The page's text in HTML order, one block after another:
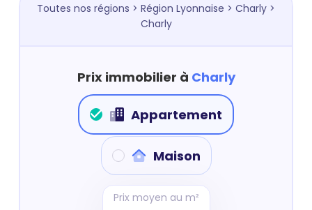
Toutes nos régions > Région Lyonnaise > Charly >
Charly
Prix immobilier à Charly
Appartement
Maison
Prix moyen au m²